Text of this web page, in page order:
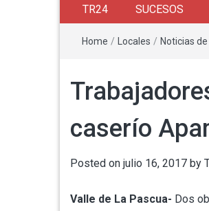
TR24 SUCESOS
Home / Locales / Noticias
caserío
Posted on julio 16, 2017 by
Valle de La Pascua- Dos